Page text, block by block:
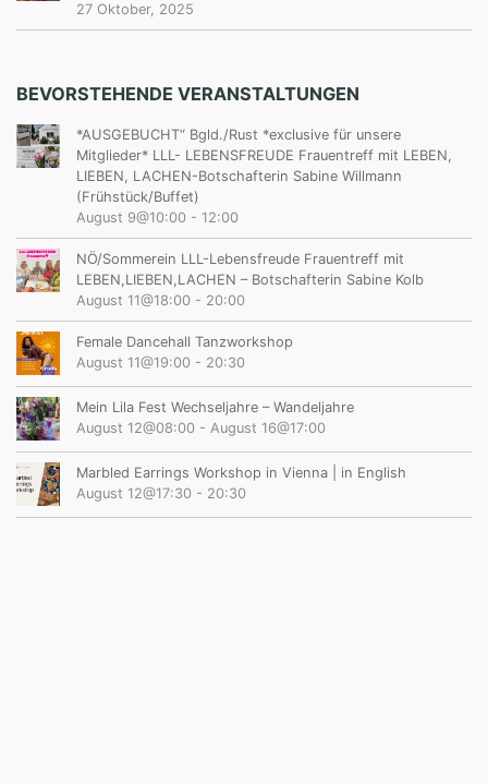
27 Oktober, 2025
BEVORSTEHENDE VERANSTALTUNGEN
*AUSGEBUCHT“ Bgld./Rust *exclusive für unsere
Mitglieder* LLL- LEBENSFREUDE Frauentreff mit LEBEN,
LIEBEN, LACHEN-Botschafterin Sabine Willmann
(Frühstück/Buffet)
August 9@10:00 - 12:00
NÖ/Sommerein LLL-Lebensfreude Frauentreff mit
LEBEN,LIEBEN,LACHEN – Botschafterin Sabine Kolb
August 11@18:00 - 20:00
Female Dancehall Tanzworkshop
August 11@19:00 - 20:30
Mein Lila Fest Wechseljahre – Wandeljahre
August 12@08:00 - August 16@17:00
Marbled Earrings Workshop in Vienna | in English
August 12@17:30 - 20:30